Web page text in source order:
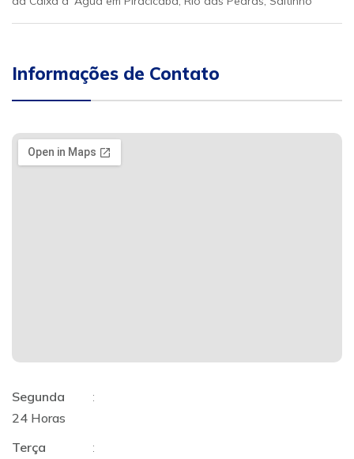
Informações de Contato
Segunda
:
24 Horas
Terça
: